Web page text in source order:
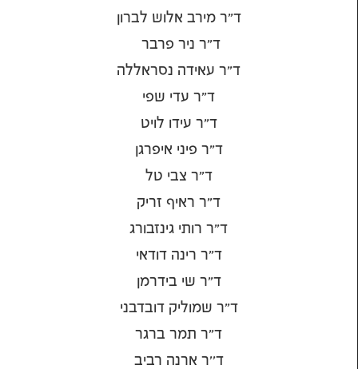
ד"ר מירב אלוש לברון
ד"ר ניר פרבר
ד"ר עאידה נסראללה
ד"ר עדי שפי
ד"ר עידו לויט
ד"ר פיני איפרגן
ד"ר צבי טל
ד"ר ראיף זריק
ד"ר רותי גינזבורג
ד"ר רינה דודאי
ד"ר שי בידרמן
ד"ר שמוליק דובדבני
ד"ר תמר ברגר
ד''ר ארנה רביב